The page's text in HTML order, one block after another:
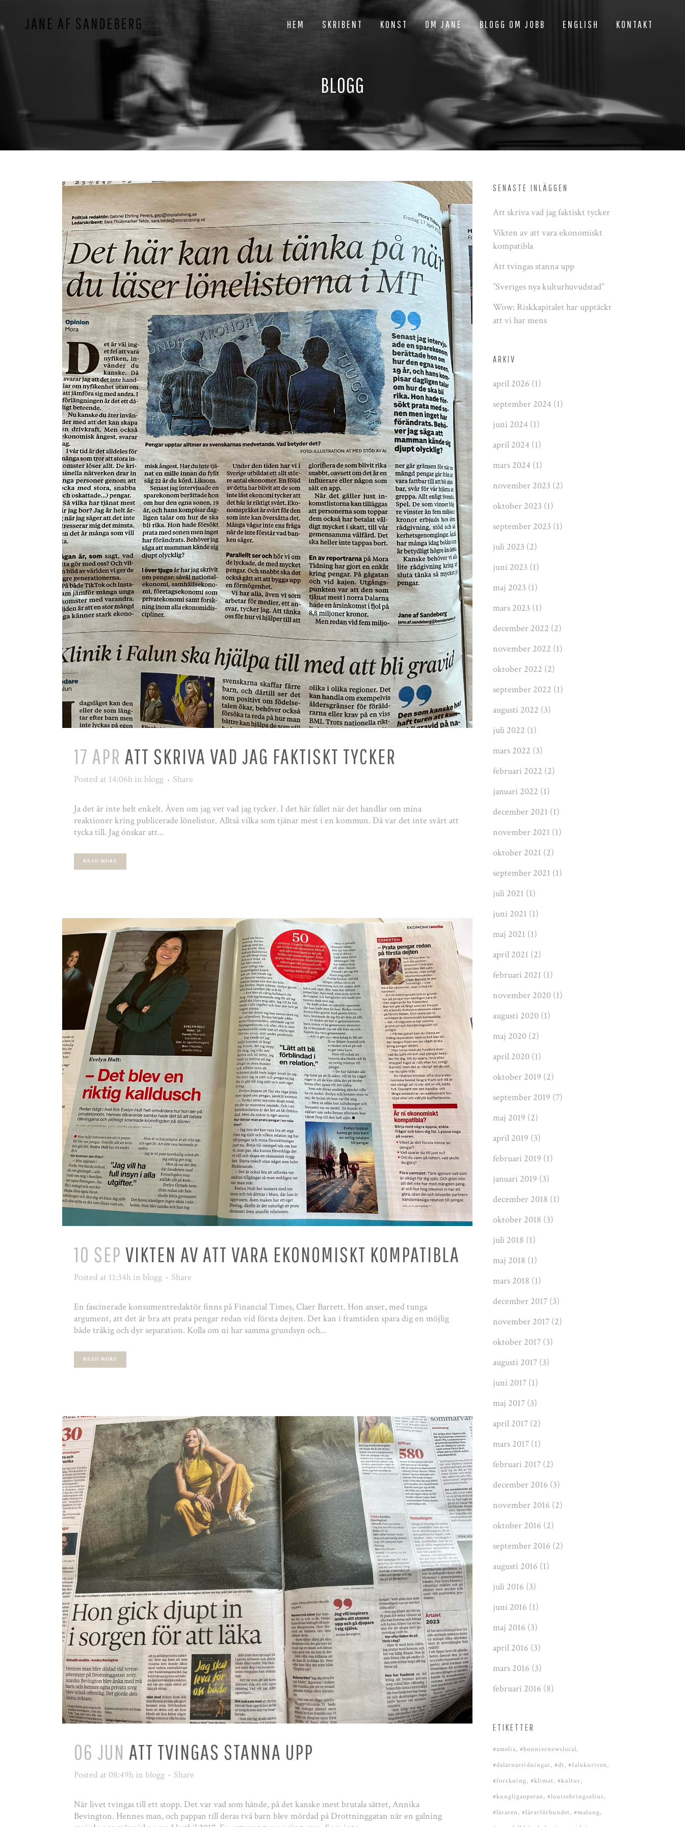
HEM SKRIBENT KONST OM JANE BLOGG OM JOBB ENGLISH KONTAKT
BLOGG
17 APR ATT SKRIVA VAD JAG FAKTISKT TYCKER
Posted at 14:06h in blogg Share
Ja det är inte helt enkelt. Även om jag vet vad jag tycker. I det här fallet när det handlar om mina
reaktioner kring publicerade lönelistor. Alltså vilka som tjänar mest i en kommun. Då var det inte svårt att
tycka till. Jag önskar att...
READ MORE
10 SEP VIKTEN AV ATT VARA EKONOMISKT KOMPATIBLA
Posted at 11:34h in blogg Share
En fascinerade konsumentredaktör finns på Financial Times, Claer Barrett. Hon anser, med tunga
argument, att det är bra att prata pengar redan vid första dejten. Det kan i framtiden spara dig en möjlig
både tråkig och dyr separation. Kolla om ni har samma grundsyn och...
READ MORE
06 JUN ATT TVINGAS STANNA UPP
Posted at 08:49h in blogg Share
När livet tvingas till ett stopp. Det var vad som hände, på det kanske mest brutala sättet, Annika
Bevington. Hennes man, och pappan till deras två barn blev mördad på Drottninggatan när en galning
SENASTE INLÄGGEN
Att skriva vad jag faktiskt tycker
Vikten av att vara ekonomiskt
kompatibla
Att tvingas stanna upp
”Sveriges nya kulturhuvudstad”
Wow: Riskkapitalet har upptäckt
att vi har mens
ARKIV
april 2026 (1)
september 2024 (1)
juni 2024 (1)
april 2024 (1)
mars 2024 (1)
november 2023 (2)
oktober 2023 (1)
september 2023 (1)
juli 2023 (2)
juni 2023 (1)
maj 2023 (1)
mars 2023 (1)
december 2022 (2)
november 2022 (1)
oktober 2022 (2)
september 2022 (1)
augusti 2022 (3)
juli 2022 (1)
mars 2022 (3)
februari 2022 (2)
januari 2022 (1)
december 2021 (1)
november 2021 (1)
oktober 2021 (2)
september 2021 (1)
juli 2021 (1)
juni 2021 (1)
maj 2021 (1)
april 2021 (2)
februari 2021 (1)
november 2020 (1)
augusti 2020 (1)
maj 2020 (2)
april 2020 (1)
oktober 2019 (2)
september 2019 (7)
maj 2019 (2)
april 2019 (3)
februari 2019 (1)
januari 2019 (3)
december 2018 (1)
oktober 2018 (3)
juli 2018 (1)
maj 2018 (1)
mars 2018 (1)
december 2017 (3)
november 2017 (2)
oktober 2017 (3)
augusti 2017 (3)
juni 2017 (1)
maj 2017 (3)
april 2017 (2)
mars 2017 (1)
februari 2017 (2)
december 2016 (3)
november 2016 (2)
oktober 2016 (2)
september 2016 (2)
augusti 2016 (1)
juli 2016 (3)
juni 2016 (1)
maj 2016 (3)
april 2016 (3)
mars 2016 (3)
februari 2016 (8)
ETIKETTER
#amelia #bonniernewslocal
#dalarnastidningar #dt #falukuriren
#forskning #klimat #kultur
#kungligaoperan #louisebringselius
#läraren #lärarförbundet #malung